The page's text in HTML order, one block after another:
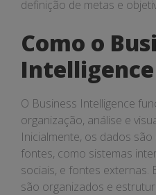
definição de metas e
Como o
O Business Intelligence
organização, análise e
Inicialmente, os dados
fontes, como sistemas
sociais, e fontes externas.
são organizados e